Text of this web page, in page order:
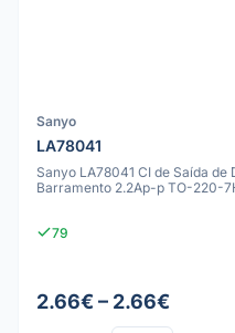
Sanyo
LA78041
Sanyo LA78041 CI de Saída
Barramento 2.2Ap-p TO-220-
79
2.66€ – 2.66€